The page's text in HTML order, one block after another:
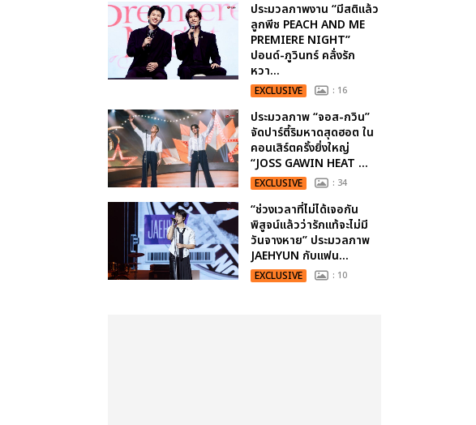
ประมวลภาพงาน “มีสติแล้ว
ลูกพีช PEACH AND ME
PREMIERE NIGHT”
ปอนด์-ภูวินทร์ คลั่งรัก
หวา...
EXCLUSIVE : 16
ประมวลภาพ “จอส-กวิน”
จัดปาร์ตี้ริมหาดสุดฮอต ใน
คอนเสิร์ตครั้งยิ่งใหญ่
“JOSS GAWIN HEAT ...
EXCLUSIVE : 34
“ช่วงเวลาที่ไม่ได้เจอกัน
พิสูจน์แล้วว่ารักแท้จะไม่มี
วันจางหาย” ประมวลภาพ
JAEHYUN กับแฟน...
EXCLUSIVE : 10